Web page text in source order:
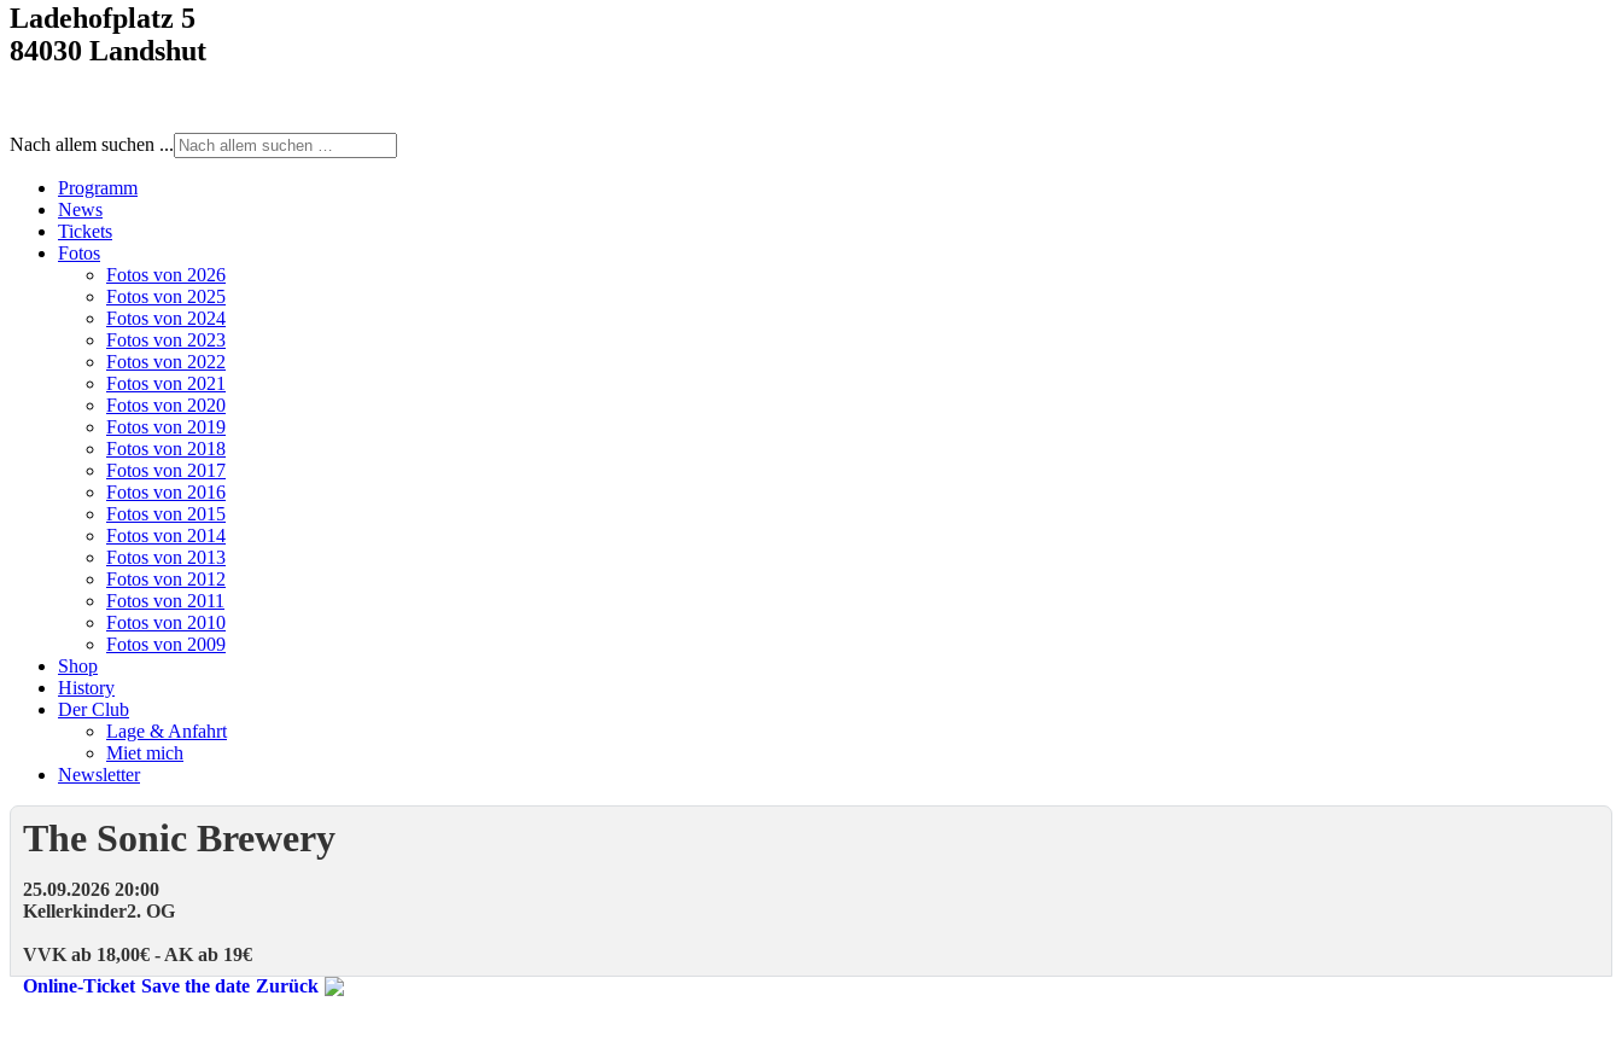
Ladehofplatz 5
84030 Landshut
Nach allem suchen ...
Programm
News
Tickets
Fotos
Fotos von 2026
Fotos von 2025
Fotos von 2024
Fotos von 2023
Fotos von 2022
Fotos von 2021
Fotos von 2020
Fotos von 2019
Fotos von 2018
Fotos von 2017
Fotos von 2016
Fotos von 2015
Fotos von 2014
Fotos von 2013
Fotos von 2012
Fotos von 2011
Fotos von 2010
Fotos von 2009
Shop
History
Der Club
Lage & Anfahrt
Miet mich
Newsletter
The Sonic Brewery
25.09.2026 20:00
Kellerkinder2. OG
VVK ab 18,00€ - AK ab 19€
Online-Ticket Save the date Zurück